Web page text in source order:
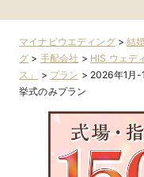
マイナビウエディング>結
グ > 手配会社 > HIS ウェデ
ス」
> プラン > 2026年1月-
挙式のみプラン